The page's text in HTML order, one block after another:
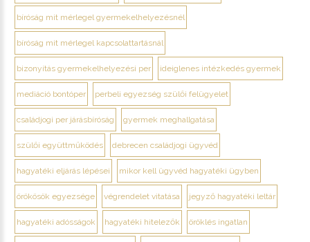
bíróság mit mérlegel gyermekelhelyezésnél
bíróság mit mérlegel kapcsolattartásnál
bizonyítás gyermekelhelyezési per ideiglenes intézkedés gyermek
mediáció bontóper perbeli egyezség szülői felügyelet
családjogi per járásbíróság gyermek meghallgatása
szülői együttműködés debrecen családjogi ügyvéd
hagyatéki eljárás lépései mikor kell ügyvéd hagyatéki ügyben
örökösök egyezsége végrendelet vitatása jegyző hagyatéki leltár
hagyatéki adósságok hagyatéki hitelezők öröklés ingatlan